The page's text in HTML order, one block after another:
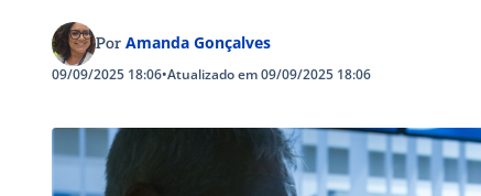
Por Amanda Gonçalves
09/09/2025 18:06•Atualizado em 09/09/2025 18:06